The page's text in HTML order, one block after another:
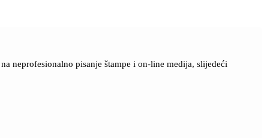
neprofesionalno pisanje štampe i on-line medija, slijedeći